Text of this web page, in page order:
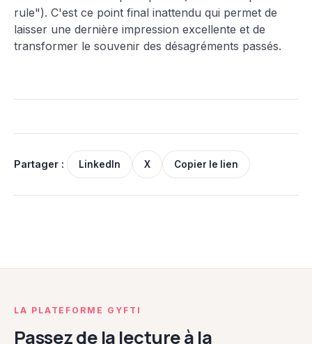
rule"). C'est ce point final inattendu qui permet de
laisser une dernière impression excellente et de
transformer le souvenir des désagréments passés.
Partager : LinkedIn X Copier le lien
LA PLATEFORME GYFTI
Passez de la lecture à la